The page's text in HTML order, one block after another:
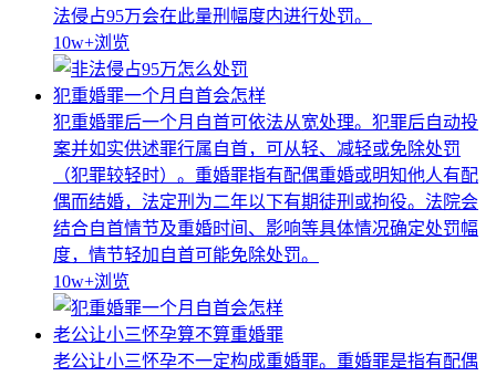
法侵占95万会在此量刑幅度内进行处罚。
10w+浏览
犯重婚罪一个月自首会怎样
犯重婚罪后一个月自首可依法从宽处理。犯罪后自动投
案并如实供述罪行属自首，可从轻、减轻或免除处罚
（犯罪较轻时）。重婚罪指有配偶重婚或明知他人有配
偶而结婚，法定刑为二年以下有期徒刑或拘役。法院会
结合自首情节及重婚时间、影响等具体情况确定处罚幅
度，情节轻加自首可能免除处罚。
10w+浏览
老公让小三怀孕算不算重婚罪
老公让小三怀孕不一定构成重婚罪。重婚罪是指有配偶